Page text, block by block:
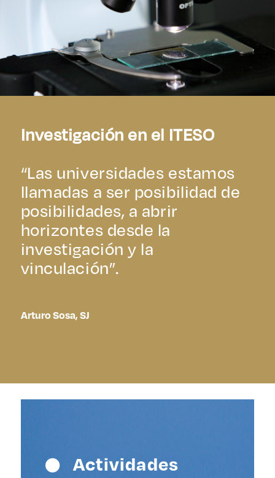
Investigación en el ITESO
“Las universidades estamos
llamadas a ser posibilidad de
posibilidades, a abrir
horizontes desde la
investigación y la
vinculación”.
Arturo Sosa, SJ
Actividades